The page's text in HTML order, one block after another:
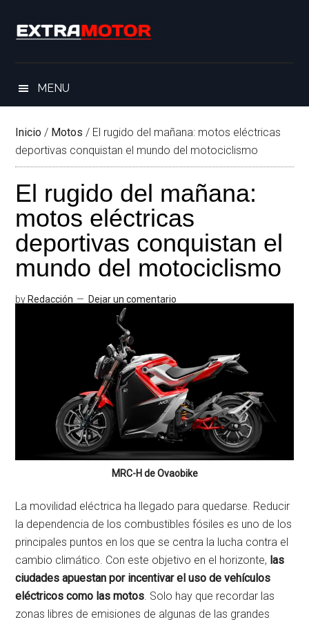
contenido
secondary
MENU
Inicio / Motos / El rugido del mañana: motos eléctricas
deportivas conquistan el mundo del motociclismo
El rugido del mañana:
motos eléctricas
deportivas conquistan el
mundo del motociclismo
by Redacción Dejar un comentario
MRC-H de Ovaobike
La movilidad eléctrica ha llegado para quedarse. Reducir
la dependencia de los combustibles fósiles es uno de los
principales puntos en los que se centra la lucha contra el
cambio climático. Con este objetivo en el horizonte, las
ciudades apuestan por incentivar el uso de vehículos
eléctricos como las motos . Solo hay que recordar las
zonas libres de emisiones de algunas de las grandes